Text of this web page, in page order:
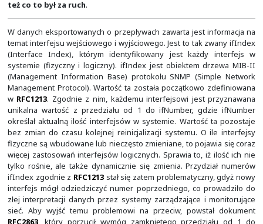
interfejs wejściowy (SNMP ifIndex),
pole DSCP (Differentiated Services Code Point),
(Type of Service) w nagłówku IPv4,
pole Protocol w nagłówku IPv4,
pola Source i Destination Port w nagłówku protokołu
Oczywiście, ostatnie dwa pola klucze dotyczą tylko ruchu
stąd mamy od 5 do 7 parametrów kluczowych.
Powyżej, w prawym dolnym rogu slajdu zostało
zrzutów graficznych z kolektora NetFlow. Widać na
wizualizacji ruchu. W łatwy sposób można zaznaczyć
fragment wykresu, by zobaczyć składający się na
temu nie tylko wiemy ile ruchu pojawiło się w
też co to był za ruch.